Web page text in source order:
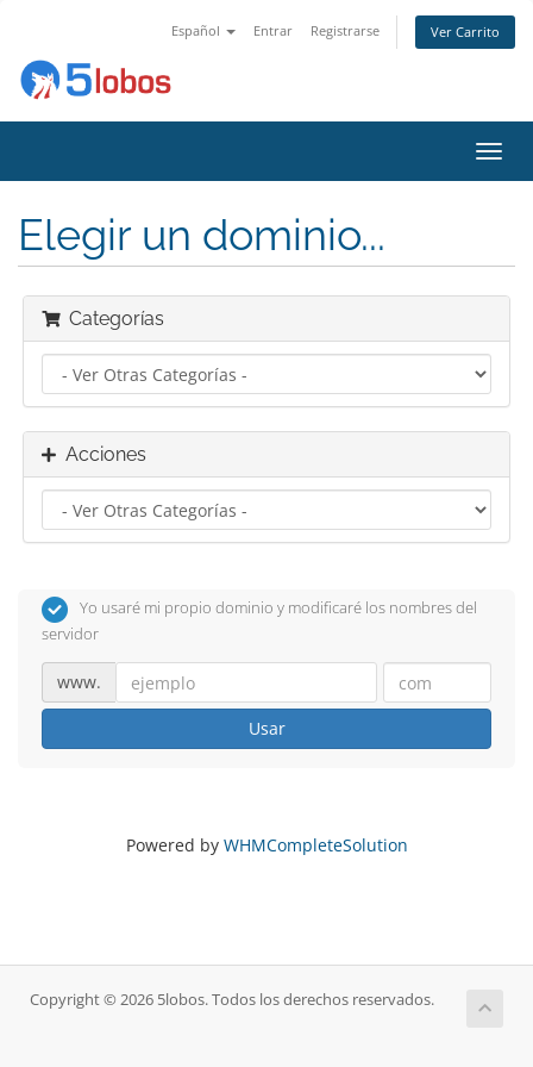
Español Entrar Registrarse Ver Carrito
Elegir un dominio...
Categorías
Acciones
Yo usaré mi propio dominio y modificaré los nombres del
servidor
www.
Usar
Powered by WHMCompleteSolution
Copyright © 2026 5lobos. Todos los derechos reservados.